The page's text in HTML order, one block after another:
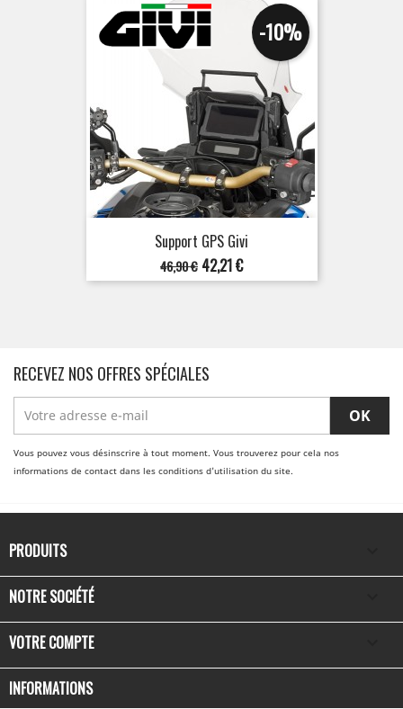
Support GPS Givi
Prix
de
46,90 €
-10%
Prix
42,21 €
RECEVEZ NOS OFFRES SPÉCIALES
Vous pouvez vous désinscrire à tout moment. Vous trouverez pour cela nos
informations de contact dans les conditions d'utilisation du site.
PRODUITS
NOTRE SOCIÉTÉ
VOTRE COMPTE
INFORMATIONS